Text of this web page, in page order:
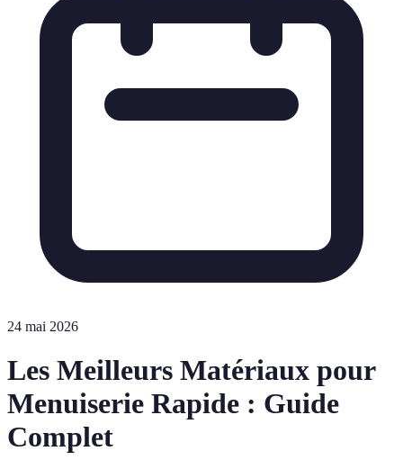
24 mai 2026
Les Meilleurs Matériaux pour
Menuiserie Rapide : Guide
Complet